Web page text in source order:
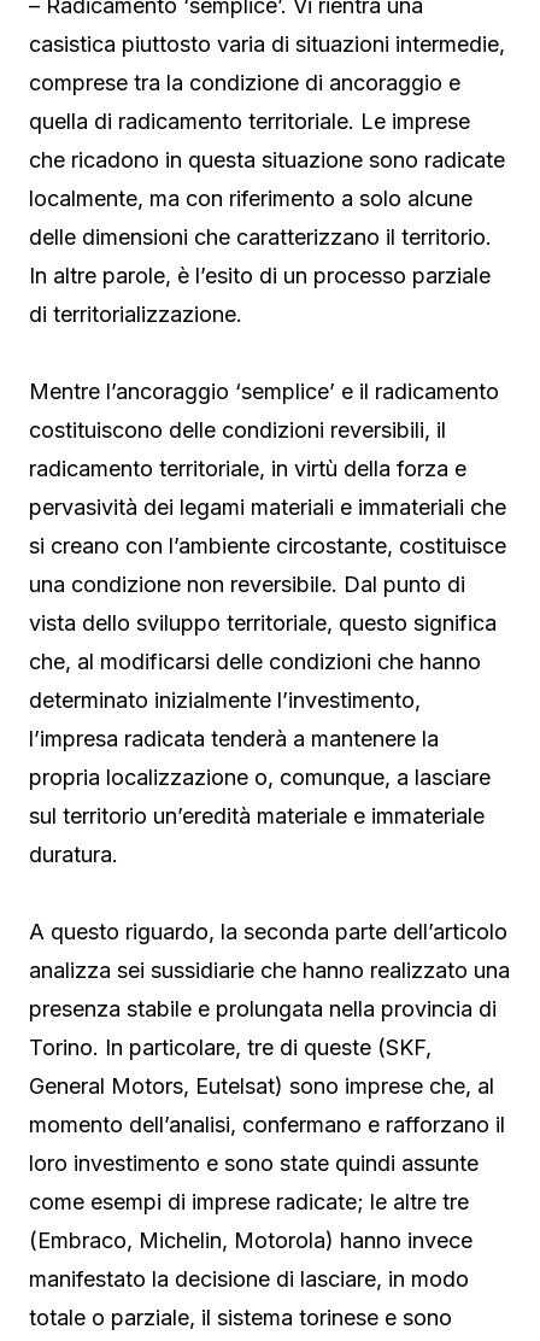
casistica piuttosto varia di situazioni intermedie,
comprese tra la condizione di ancoraggio e
quella di radicamento territoriale. Le imprese
che ricadono in questa situazione sono radicate
localmente, ma con riferimento a solo alcune
delle dimensioni che caratterizzano il territorio.
In altre parole, è l’esito di un processo parziale
di territorializzazione.
Mentre l’ancoraggio ‘semplice’ e il radicamento
costituiscono delle condizioni reversibili, il
radicamento territoriale, in virtù della forza e
pervasività dei legami materiali e immateriali che
si creano con l’ambiente circostante, costituisce
una condizione non reversibile. Dal punto di
vista dello sviluppo territoriale, questo significa
che, al modificarsi delle condizioni che hanno
determinato inizialmente l’investimento,
l’impresa radicata tenderà a mantenere la
propria localizzazione o, comunque, a lasciare
sul territorio un’eredità materiale e immateriale
duratura.
A questo riguardo, la seconda parte dell’articolo
analizza sei sussidiarie che hanno realizzato una
presenza stabile e prolungata nella provincia di
Torino. In particolare, tre di queste (SKF,
General Motors, Eutelsat) sono imprese che, al
momento dell’analisi, confermano e rafforzano il
loro investimento e sono state quindi assunte
come esempi di imprese radicate; le altre tre
(Embraco, Michelin, Motorola) hanno invece
manifestato la decisione di lasciare, in modo
totale o parziale, il sistema torinese e sono